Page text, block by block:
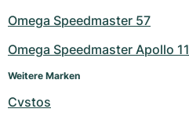
Omega Speedmaster 57
Omega Speedmaster Apollo 11
Weitere Marken
Cvstos